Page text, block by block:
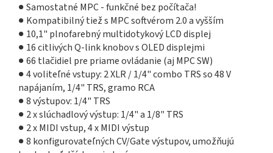
● Samostatné MPC - funkčné bez počítača!
● Kompatibilný tiež s MPC softvérom 2.0 a vyšším
● 10,1" plnofarebný multidotykový LCD displej
● 16 citlivých Q-link knobov s OLED displejmi
● 66 tlačidiel pre priame ovládanie (aj MPC SW)
● 4 voliteľné vstupy: 2 XLR / 1/4" combo TRS so 48 V
napájaním, 1/4" TRS, gramo RCA
● 8 výstupov: 1/4" TRS
● 2 x slúchadlový výstup: 1/4" a 1/8" TRS
● 2 x MIDI vstup, 4 x MIDI výstup
● 8 konfigurovateľných CV/Gate výstupov, umožňujú